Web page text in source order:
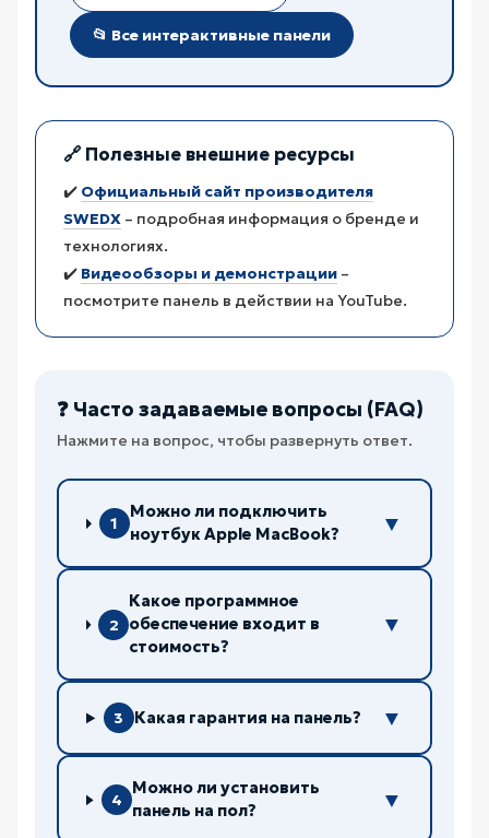
📂 Все интерактивные панели
🔗 Полезные внешние ресурсы
✔️ Официальный сайт производителя
SWEDX – подробная информация о бренде и
технологиях.
✔️ Видеообзоры и демонстрации –
посмотрите панель в действии на YouTube.
❓ Часто задаваемые вопросы (FAQ)
Нажмите на вопрос, чтобы развернуть ответ.
1
Можно ли подключить
ноутбук Apple MacBook?
▼
2
Какое программное
обеспечение входит в
стоимость?
▼
3 Какая гарантия на панель? ▼
4
Можно ли установить
панель на пол?
▼